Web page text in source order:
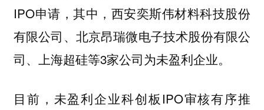
IPO申请，其中，西安奕斯伟材料科技股份
有限公司、北京昂瑞微电子技术股份有限公
司、上海超硅等3家公司为未盈利企业。
目前，未盈利企业科创板IPO审核有序推